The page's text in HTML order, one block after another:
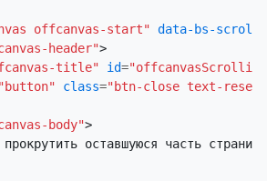
offcanvas-start" data-bs-scroll
header">
title" id=
"button" class="btn-close text-reset"
body">
прокрутить оставшуюся часть